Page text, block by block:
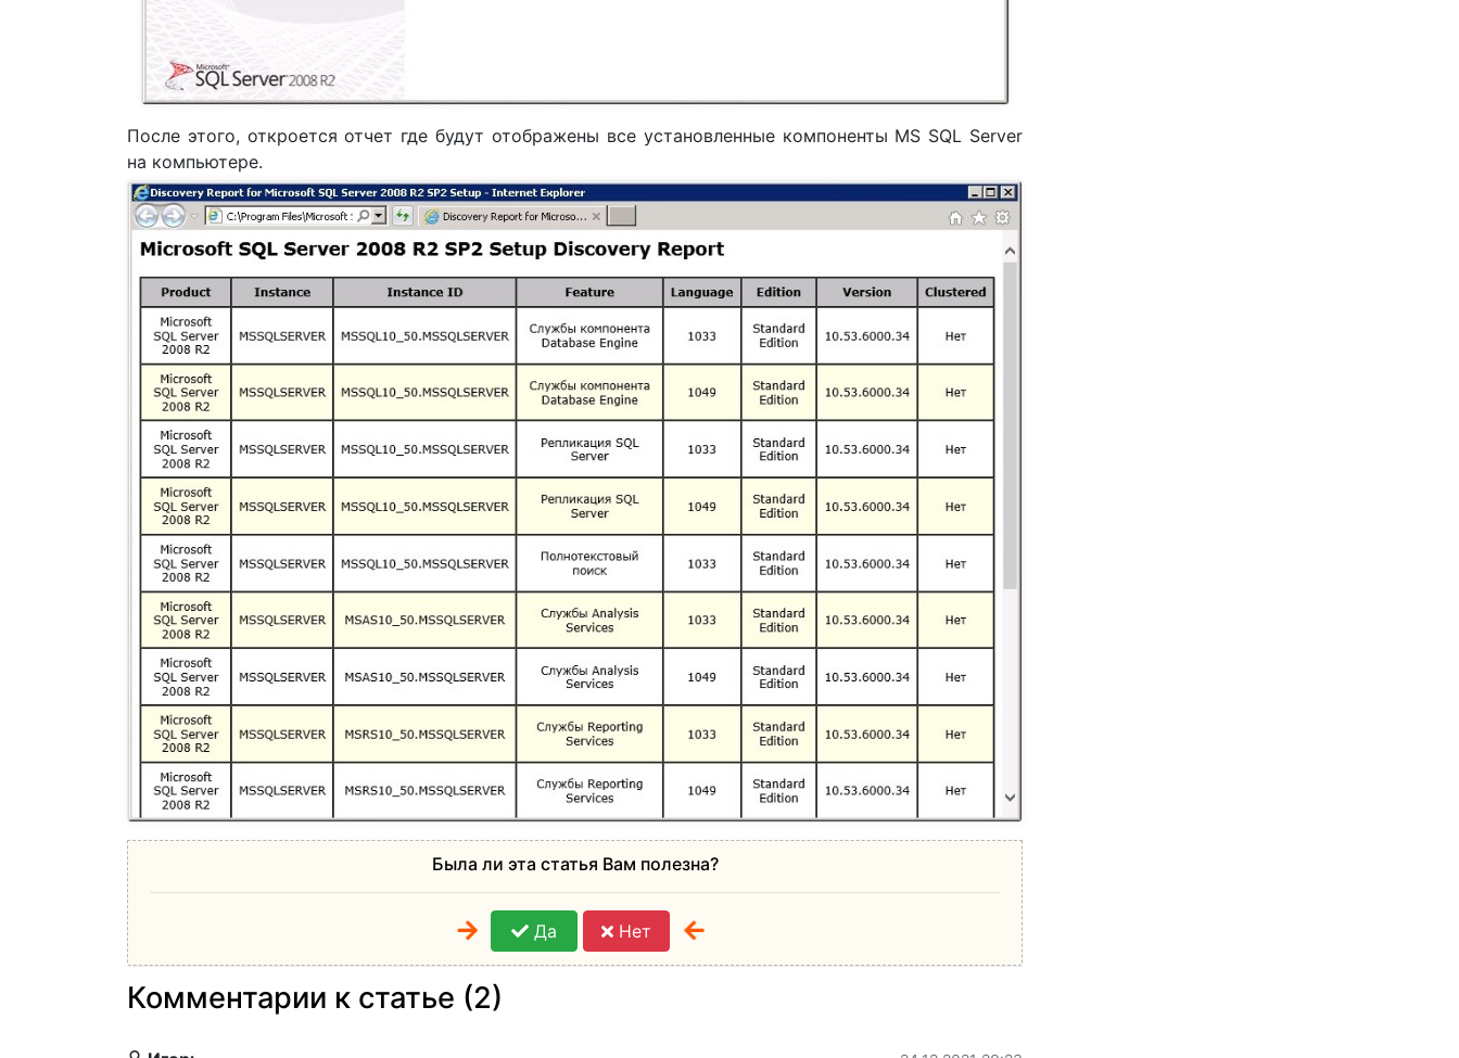
После этого, откроется отчет где будут отображены все установленные компоненты MS SQL Server
на компьютере.
Была ли эта статья Вам полезна?
Да Нет
Комментарии к статье (2)